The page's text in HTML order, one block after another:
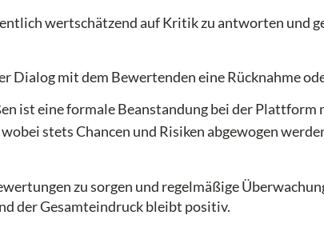
wertschätzend auf Kritik zu antworten und
Dialog mit dem Bewertenden eine Rücknahme
ist eine formale Beanstandung bei der Plattform
stets Chancen und Risiken abgewogen
zu sorgen und regelmäßige
der Gesamteindruck bleibt positiv.